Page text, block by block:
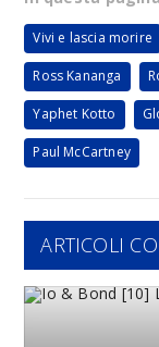
Vivi e lascia morire
Ross Kananga
Yaphet Kotto
Paul McCartney
ARTICOLI